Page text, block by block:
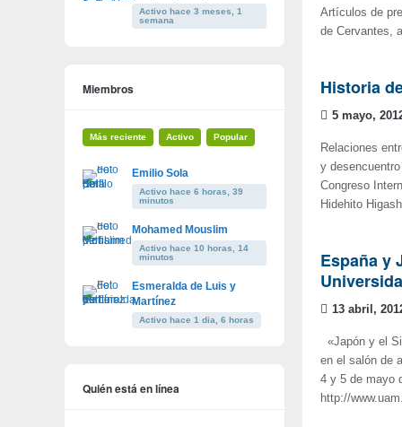
Artículos de
de Cervantes,
Historia
5 mayo,
Relaciones
y
Congreso
Hidehito
España y
13 abril,
«Japón y el
en el salón de
4 y 5 de mayo
http://
Activo hace 3 meses, 1
semana
Miembros
Más reciente Activo Popular
Emilio Sola
Activo hace 6 horas, 39
minutos
Mohamed Mouslim
Activo hace 10 horas, 14
minutos
Esmeralda de Luis y
Martínez
Activo hace 1 dia, 6 horas
Quién está en línea